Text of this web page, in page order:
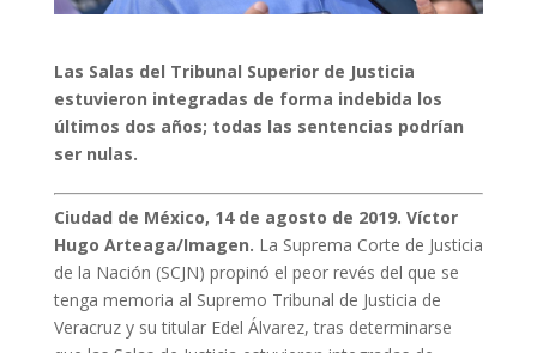
Las Salas del Tribunal Superior de Justicia
estuvieron integradas de forma indebida los
últimos dos años; todas las sentencias podrían
ser nulas.
Ciudad de México, 14 de agosto de 2019. Víctor
Hugo Arteaga/Imagen. La Suprema Corte de Justicia
de la Nación (SCJN) propinó el peor revés del que se
tenga memoria al Supremo Tribunal de Justicia de
Veracruz y su titular Edel Álvarez, tras determinarse